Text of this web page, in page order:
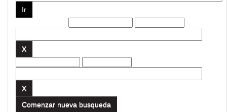
Comenzar nueva busqueda